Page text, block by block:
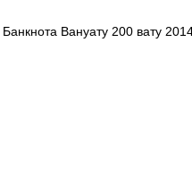
Банкнота Вануату 200 вату